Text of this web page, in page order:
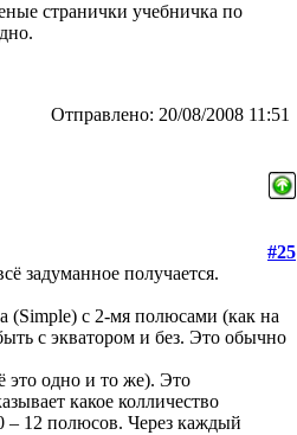
странички учебничка по
Отправлено: 20/08/2008 11:51
#25
задуманное получается.
(Simple) с 2-мя полюсами (как на
с экватором и без. Это обычно
это одно и то же). Это
какое колличество
– 12 полюсов. Через каждый